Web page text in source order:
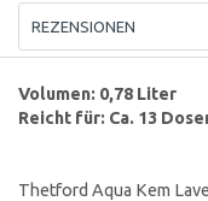
REZENSIONEN
Volumen: 0,78 Liter
Reicht für: Ca. 13
Thetford Aqua Kem